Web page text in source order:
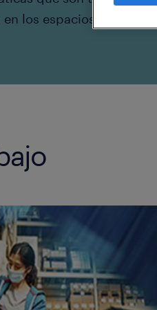
en los espacios de